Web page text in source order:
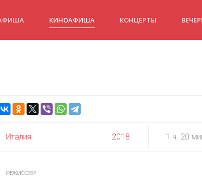
КИНОАФИША КОНЦЕРТЫ
Италия 2018 1 ч. 20
РЕЖИССЕР